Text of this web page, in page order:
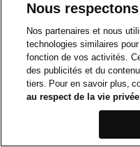
Nous
Nos partenaires et nous
technologies similaires
fonction de vos activités.
des publicités et du
tiers. Pour en savoir plus,
au respect de la vie